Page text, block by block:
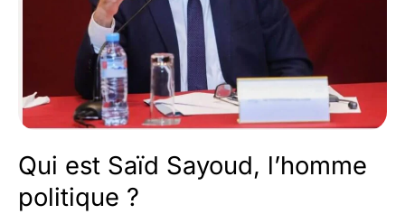
Qui est Saïd Sayoud, l’homme
politique ?